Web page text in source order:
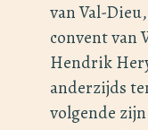
van Val-
convent van
Hendrik
anderzijds
volgende